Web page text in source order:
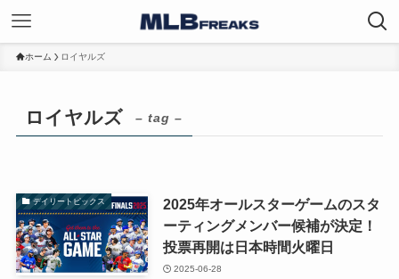
ホーム ロイヤルズ
ロイヤルズ – tag –
デイリートピックス
2025年オールスターゲームのスタ
ーティングメンバー候補が決定！
投票再開は日本時間火曜日
2025-06-28